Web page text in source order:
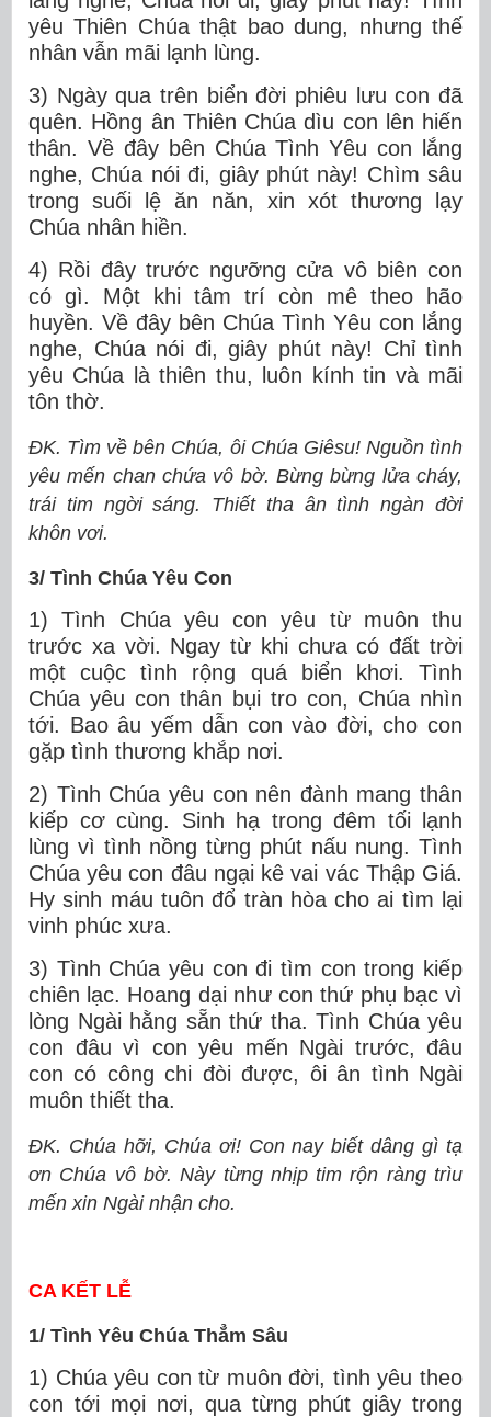
yêu Thiên Chúa thật bao dung, nhưng thế
nhân vẫn mãi lạnh lùng.
3) Ngày qua trên biển đời phiêu lưu con đã
quên. Hồng ân Thiên Chúa dìu con lên hiến
thân. Về đây bên Chúa Tình Yêu con lắng
nghe, Chúa nói đi, giây phút này! Chìm sâu
trong suối lệ ăn năn, xin xót thương lạy
Chúa nhân hiền.
4) Rồi đây trước ngưỡng cửa vô biên con
có gì. Một khi tâm trí còn mê theo hão
huyền. Về đây bên Chúa Tình Yêu con lắng
nghe, Chúa nói đi, giây phút này! Chỉ tình
yêu Chúa là thiên thu, luôn kính tin và mãi
tôn thờ.
ĐK. Tìm về bên Chúa, ôi Chúa Giêsu! Nguồn tình
yêu mến chan chứa vô bờ. Bừng bừng lửa cháy,
trái tim ngời sáng. Thiết tha ân tình ngàn đời
khôn vơi.
3/ Tình Chúa Yêu Con
1) Tình Chúa yêu con yêu từ muôn thu
trước xa vời. Ngay từ khi chưa có đất trời
một cuộc tình rộng quá biển khơi. Tình
Chúa yêu con thân bụi tro con, Chúa nhìn
tới. Bao âu yếm dẫn con vào đời, cho con
gặp tình thương khắp nơi.
2) Tình Chúa yêu con nên đành mang thân
kiếp cơ cùng. Sinh hạ trong đêm tối lạnh
lùng vì tình nồng từng phút nấu nung. Tình
Chúa yêu con đâu ngại kê vai vác Thập Giá.
Hy sinh máu tuôn đổ tràn hòa cho ai tìm lại
vinh phúc xưa.
3) Tình Chúa yêu con đi tìm con trong kiếp
chiên lạc. Hoang dại như con thứ phụ bạc vì
lòng Ngài hằng sẵn thứ tha. Tình Chúa yêu
con đâu vì con yêu mến Ngài trước, đâu
con có công chi đòi được, ôi ân tình Ngài
muôn thiết tha.
ĐK. Chúa hỡi, Chúa ơi! Con nay biết dâng gì tạ
ơn Chúa vô bờ. Này từng nhịp tim rộn ràng trìu
mến xin Ngài nhận cho.
CA KẾT LỄ
1/ Tình Yêu Chúa Thẳm Sâu
1) Chúa yêu con từ muôn đời, tình yêu theo
con tới mọi nơi, qua từng phút giây trong